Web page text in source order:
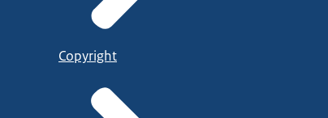
Copyright